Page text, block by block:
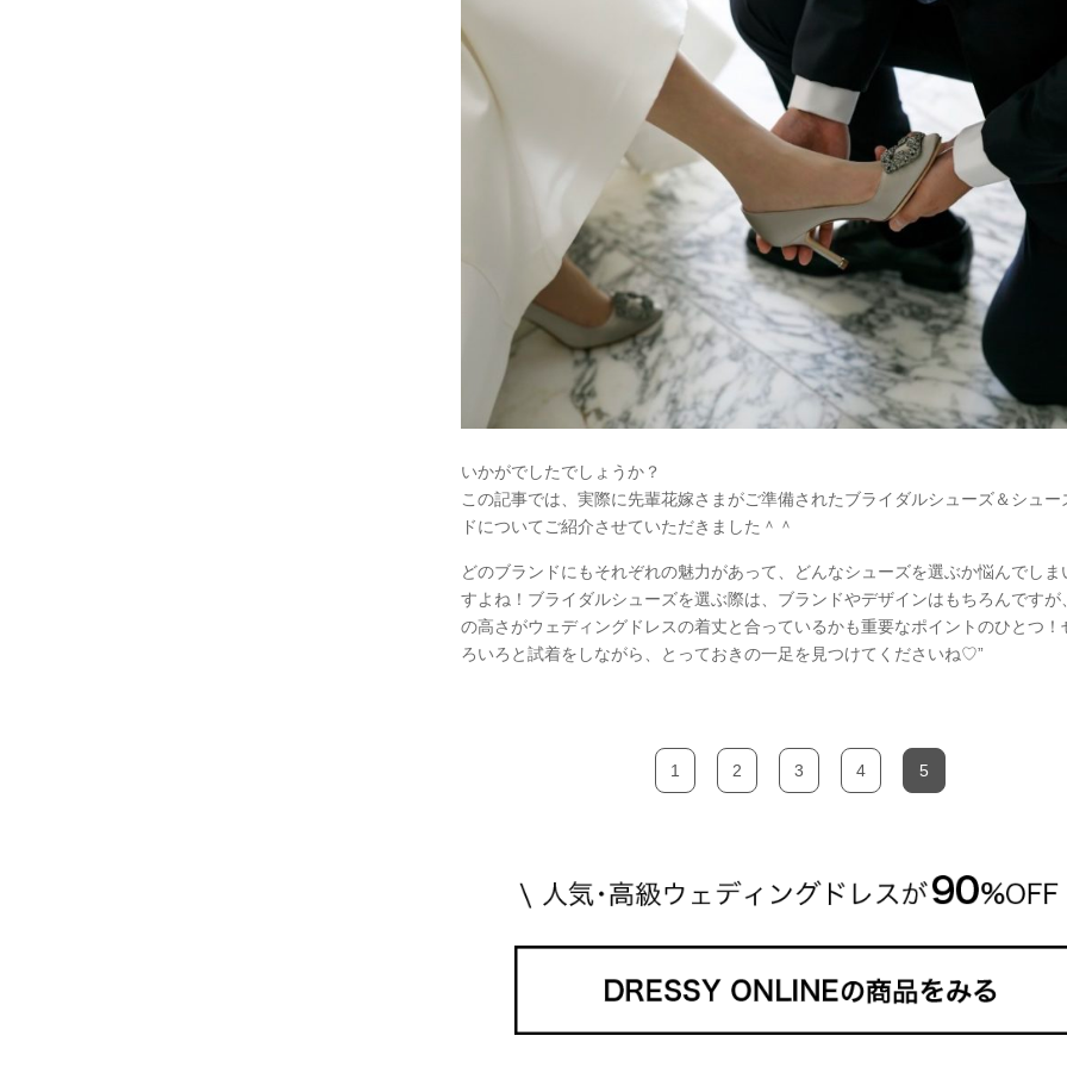
いかがでしたでしょうか？
この記事では、実際に先輩花嫁さまがご準備されたブライダルシューズ＆シュー
ドについてご紹介させていただきました＾＾
どのブランドにもそれぞれの魅力があって、どんなシューズを選ぶか悩んでしま
すよね！ブライダルシューズを選ぶ際は、ブランドやデザインはもちろんですが
の高さがウェディングドレスの着丈と合っているかも重要なポイントのひとつ！
ろいろと試着をしながら、とっておきの一足を見つけてくださいね♡”
1 2 3 4 5